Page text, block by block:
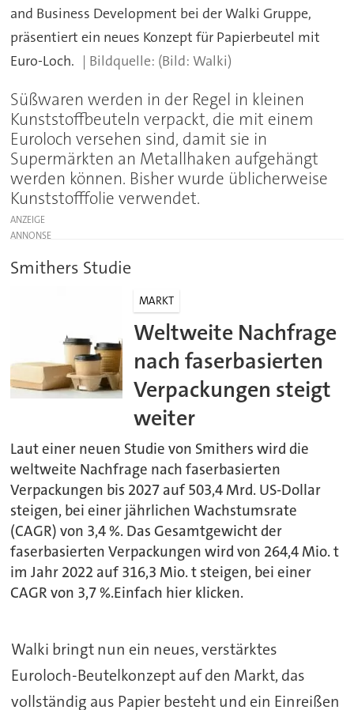
and Business Development bei der Walki Gruppe,
präsentiert ein neues Konzept für Papierbeutel mit
Euro-Loch.
(Bild: Walki)
Süßwaren werden in der Regel in kleinen
Kunststoffbeuteln verpackt, die mit einem
Euroloch versehen sind, damit sie in
Supermärkten an Metallhaken aufgehängt
werden können. Bisher wurde üblicherweise
Kunststofffolie verwendet.
ANZEIGE
Smithers Studie
MARKT
Weltweite Nachfrage
nach faserbasierten
Verpackungen steigt
weiter
Laut einer neuen Studie von Smithers wird die
weltweite Nachfrage nach faserbasierten
Verpackungen bis 2027 auf 503,4 Mrd. US-Dollar
steigen, bei einer jährlichen Wachstumsrate
(CAGR) von 3,4 %. Das Gesamtgewicht der
faserbasierten Verpackungen wird von 264,4 Mio. t
im Jahr 2022 auf 316,3 Mio. t steigen, bei einer
CAGR von 3,7 %.Einfach hier klicken.
Walki bringt nun ein neues, verstärktes
Euroloch-Beutelkonzept auf den Markt, das
vollständig aus Papier besteht und ein Einreißen